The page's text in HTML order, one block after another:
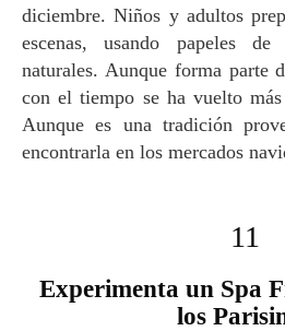
diciembre. Niños y adultos
escenas, usando papeles
naturales. Aunque forma parte
con el tiempo se ha vuelto
Aunque es una tradición
encontrarla en los mercados
11
Experimenta un Spa Frecuentado por
los